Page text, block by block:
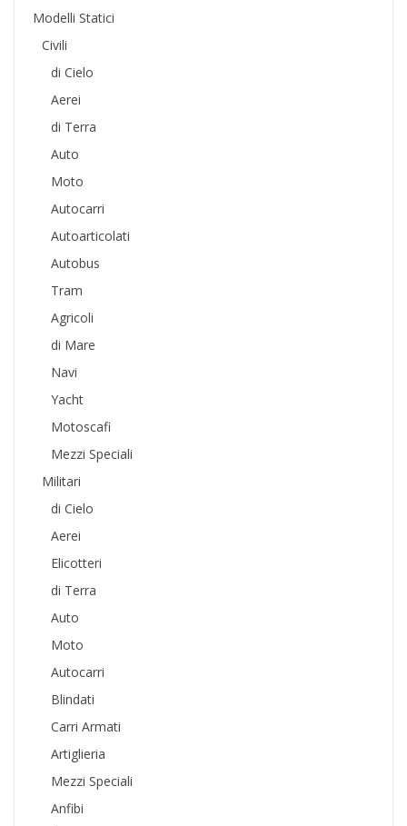
Modelli Statici
Civili
di Cielo
Aerei
di Terra
Auto
Moto
Autocarri
Autoarticolati
Autobus
Tram
Agricoli
di Mare
Navi
Yacht
Motoscafi
Mezzi Speciali
Militari
di Cielo
Aerei
Elicotteri
di Terra
Auto
Moto
Autocarri
Blindati
Carri Armati
Artiglieria
Mezzi Speciali
Anfibi